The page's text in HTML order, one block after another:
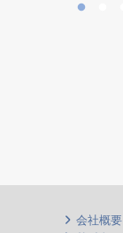
会社概要